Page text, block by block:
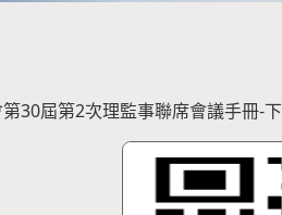
30屆第2次理監事聯席會議手冊-下